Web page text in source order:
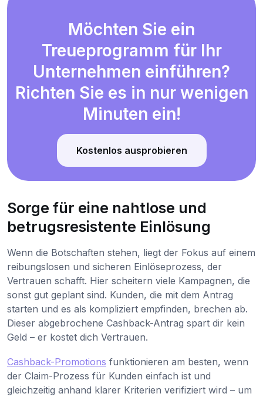
Möchten Sie ein
Treueprogramm für Ihr
Unternehmen einführen?
Richten Sie es in nur wenigen
Minuten ein!
Kostenlos ausprobieren
Sorge für eine nahtlose und
betrugsresistente Einlösung
Wenn die Botschaften stehen, liegt der Fokus auf einem
reibungslosen und sicheren Einlöseprozess, der
Vertrauen schafft. Hier scheitern viele Kampagnen, die
sonst gut geplant sind. Kunden, die mit dem Antrag
starten und es als kompliziert empfinden, brechen ab.
Dieser abgebrochene Cashback-Antrag spart dir kein
Geld – er kostet dich Vertrauen.
Cashback-Promotions funktionieren am besten, wenn
der Claim-Prozess für Kunden einfach ist und
gleichzeitig anhand klarer Kriterien verifiziert wird – um